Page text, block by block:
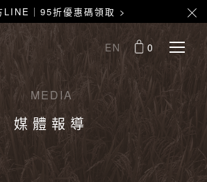
LINE｜95折優惠碼領取 >
EN 0
MEDIA
媒體報導